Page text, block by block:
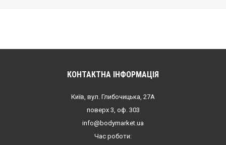
КОНТАКТНА ІНФОРМАЦІЯ
Київ, вул. Глибочицька, 27А
поверх 3, оф. 303
info@bodymarket.ua
Час роботи: